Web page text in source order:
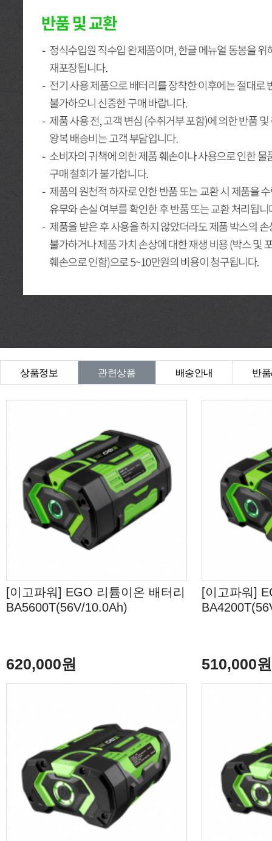
상품정보 관련상품 배송안내 반
[이고파워] EGO 리튬이온 배터리
BA5600T(56V/10.0Ah)
620,000원
[이고파워]
510,000원